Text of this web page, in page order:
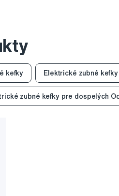
kefky Elektrické zubné
zubné kefky pre dospelých